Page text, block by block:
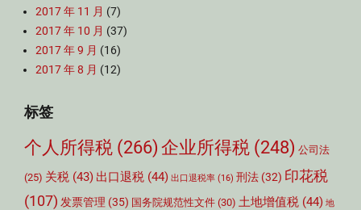
2017 年 11 月 (7)
2017 年 10 月 (37)
2017 年 9 月 (16)
2017 年 8 月 (12)
标签
个人所得税 (266) 企业所得税 (248) 公司法
(25) 关税 (43) 出口退税 (44) 出口退税率 (16) 刑法 (32) 印花税
(107) 发票管理 (35) 国务院规范性文件 (30) 土地增值税 (44) 地